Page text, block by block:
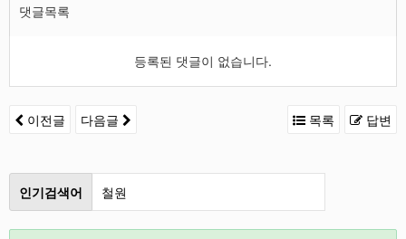
댓글목록
등록된 댓글이 없습니다.
이전글 다음글 목록 답변
인기검색어
철원
2027